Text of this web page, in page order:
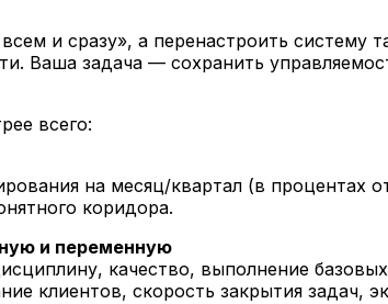
и сразу», а перенастроить систему
Ваша задача — сохранить
всего:
на месяц/квартал (в процентах
коридора.
и переменную
качество, выполнение
клиентов, скорость закрытия задач,